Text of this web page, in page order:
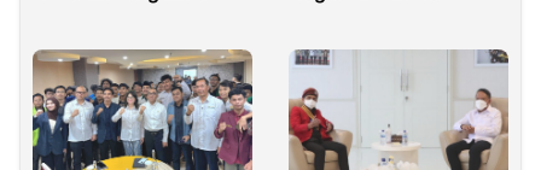
Dudung!